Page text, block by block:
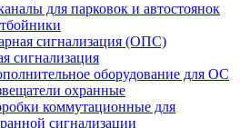
для парковок и автостоянок
сигнализация (ОПС)
сигнализация
оборудование для ОС
охранные
коммутационные для
сигнализации